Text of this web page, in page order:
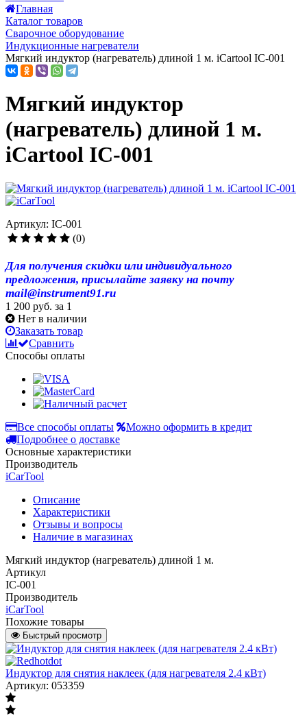
Главная
Каталог товаров
Сварочное оборудование
Индукционные нагреватели
Мягкий индуктор (нагреватель) длиной 1 м. iCartool IC-001
Мягкий индуктор
(нагреватель) длиной 1 м.
iCartool IC-001
Артикул: IC-001
(0)
Для получения скидки или индивидуального
предложения, присылайте заявку на почту
mail@instrument91.ru
1 200 руб. за 1
Нет в наличии
Заказать товар
Сравнить
Способы оплаты
Все способы оплаты
Можно оформить в кредит
Подробнее о доставке
Основные характеристики
Производитель
iCarTool
Описание
Характеристики
Отзывы и вопросы
Наличие в магазинах
Мягкий индуктор (нагреватель) длиной 1 м.
Артикул
IC-001
Производитель
iCarTool
Похожие товары
Быстрый просмотр
Индуктор для снятия наклеек (для нагревателя 2.4 кВт)
Артикул: 053359